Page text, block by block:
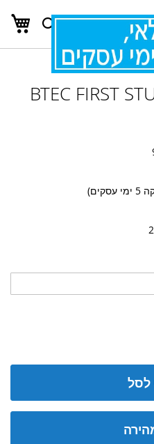
חפש
לסל
BTEC FIRST